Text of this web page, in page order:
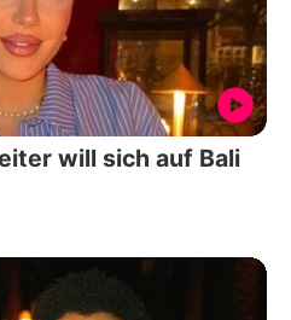
will sich auf Bali